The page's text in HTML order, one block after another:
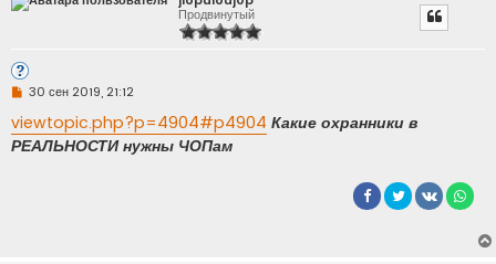
Продвинутый
Н
п
р
о
30 сен 2019, 21:12
viewtopic.php?p=4904#p4904 Какие охранники в
РЕАЛЬНОСТИ нужны ЧОПам